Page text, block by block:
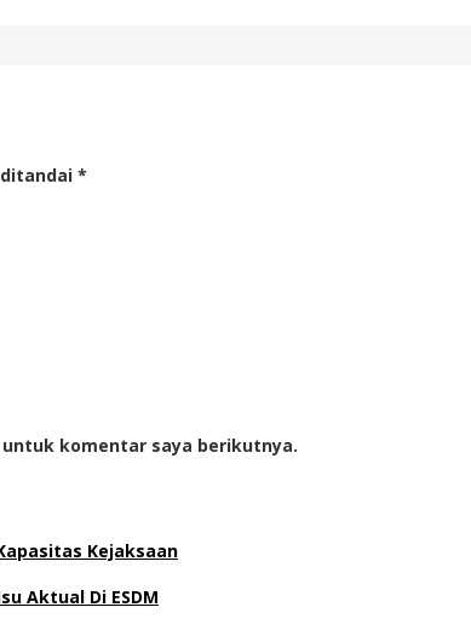
*
komentar saya berikutnya.
Kejaksaan
Aktual Di ESDM